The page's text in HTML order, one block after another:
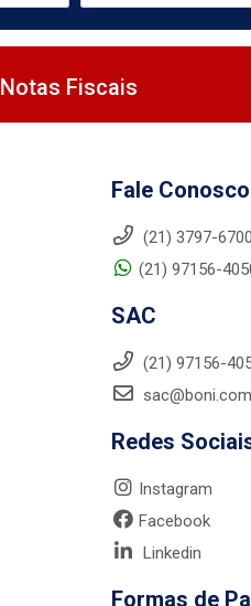
Notas Fiscais
Fale Conosco
(21) 3797-6700
(21) 97156-
SAC
(21) 97156-
Redes
Instagram
Facebook
Linkedin
Formas de